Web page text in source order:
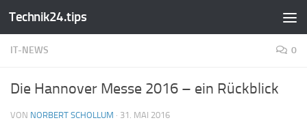
Zum Inhalt springen
Technik24.tips
IT-NEWS 0
Die Hannover Messe 2016 – ein Rückblick
VON NORBERT SCHOLLUM · 31. MAI 2016